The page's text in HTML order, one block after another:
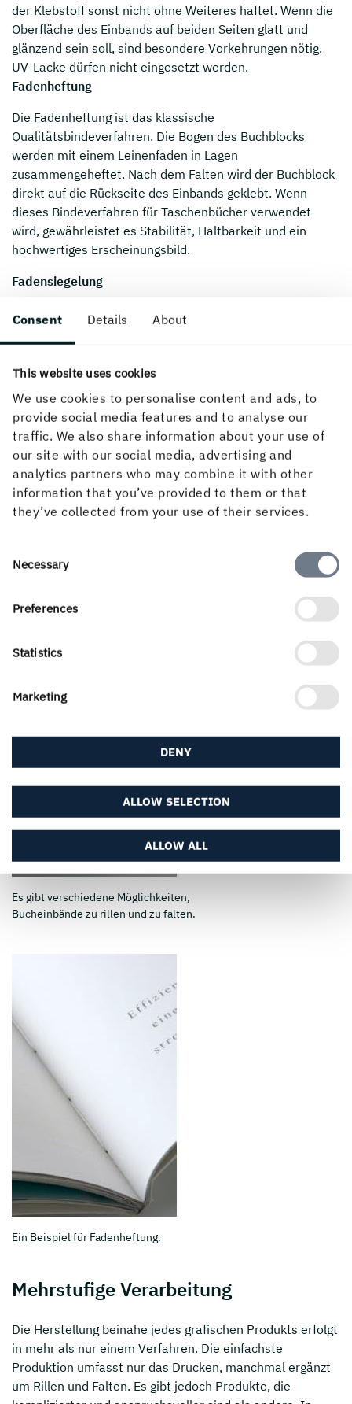
Consent Details About
This website uses cookies
We use cookies to personalise content and ads, to
provide social media features and to analyse our
traffic. We also share information about your use of
our site with our social media, advertising and
analytics partners who may combine it with other
information that you’ve provided to them or that
they’ve collected from your use of their services.
Consent
Necessary
Preferences
Statistics
Marketing
ALLOW ALL
ALLOW SELECTION
DENY
der Klebstoff sonst nicht ohne Weiteres haftet. Wenn die
Oberfläche des Einbands auf beiden Seiten glatt und
glänzend sein soll, sind besondere Vorkehrungen nötig.
UV-Lacke dürfen nicht eingesetzt werden.
Fadenheftung
Die Fadenheftung ist das klassische
Qualitätsbindeverfahren. Die Bogen des Buchblocks
werden mit einem Leinenfaden in Lagen
zusammengeheftet. Nach dem Falten wird der Buchblock
direkt auf die Rückseite des Einbands geklebt. Wenn
dieses Bindeverfahren für Taschenbücher verwendet
wird, gewährleistet es Stabilität, Haltbarkeit und ein
hochwertiges Erscheinungsbild.
Fadensiegelung
Die Fadensiegelung kann als eine Kombination aus
Verfahren ähnelt der Fadenheftung, ist jedoch
kostengünstiger. Es sorgt für zusätzliche Stabilität,
Einbänden für Druckerzeugnisse wie z. B. große
Lehrbücher. Die Bogen werden mit einem besonderen
Kunststofffaden zusammengeheftet. Nach dem Falten
werden die Fäden geschmolzen und der Buchblock direkt
auf die Rückseite des Einbands geklebt.
Wichtige Kartoneigenschaften
erforderlichen Kartoneigenschaften sind Festigkeit und
Elastizität, Konstanz bei der Planlage und Stabilität sowie
Es gibt verschiedene Möglichkeiten,
Bucheinbände zu rillen und zu falten.
Ein Beispiel für Fadenheftung.
Mehrstufige Verarbeitung
Die Herstellung beinahe jedes grafischen Produkts erfolgt
in mehr als nur einem Verfahren. Die einfachste
Produktion umfasst nur das Drucken, manchmal ergänzt
um Rillen und Falten. Es gibt jedoch Produkte, die